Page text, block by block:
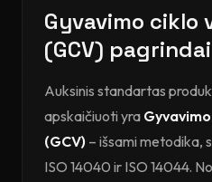
Gyvavimo ciklo
(GCV) pagrindai
Auksinis standartas
apskaičiuoti yra
(GCV) – išsami metodika,
ISO 14040 ir ISO 14044.